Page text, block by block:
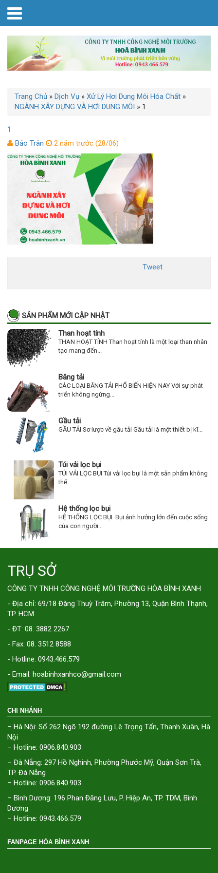
Trang Chủ » Dịch Vụ » Xử Lý Hơi Dung Môi Hóa Chất »
NGÀNH XÂY DỰNG VÀ HƠI DUNG MÔI » 1
1
Bảo Trân
2 năm trước (28/06)
Tweet
SẢN PHẨM MỚI CẬP NHẬT
Than hoạt tính
THAN HOẠT TÍNH Than hoạt tính là một loại than nhân
tạo mang đến...
Băng tải
CÁC LOẠI BĂNG TẢI PHỔ BIẾN HIỆN NAY Với sự phát
triển không ngừng...
Gầu tải
GẦU TẢI Sơ lược về gầu tải Gầu tải là một thiết bị kĩ...
Túi vải lọc bụi
TÚI VẢI LỌC BỤI Túi vải lọc bụi là một sản phẩm không
thể...
Hệ thống lọc bụi
HỆ THỐNG LỌC BỤI Bụi ảnh hưởng lớn đến cuộc sống
của con người...
TRỤ SỞ
CÔNG TY TNHH CÔNG NGHỆ MÔI TRƯỜNG HÒA BÌNH XANH
- Địa chỉ: 69/18 Đặng Thuỳ Trâm, Phường 13, Quận Bình Thạnh,
TP. HCM
- ĐT: 08. 3882 2267
- Fax: 08. 3512 8588
- Hotline: 0943.466.579
- Email: hoabinhxanhco@gmail.com
CHI NHÁNH
– Hà Nội: Số 262 Ngõ 192 đường Lê Trọng Tấn, Thanh Xuân, Hà
Nội
– Hotline: 0906.840.903
– Đà Nẵng: 297 Hồ Nghinh, Phường Phước Mỹ, Quận Sơn Trà,
TP. Đà Nẵng
– Hotline: 0906.840.903
– Bình Dương: 196 Phan Đăng Lưu, P. Hiệp An, TP. TDM, Bình
Dương
– Hotline: 0943.466.579
FANPAGE HÒA BÌNH XANH